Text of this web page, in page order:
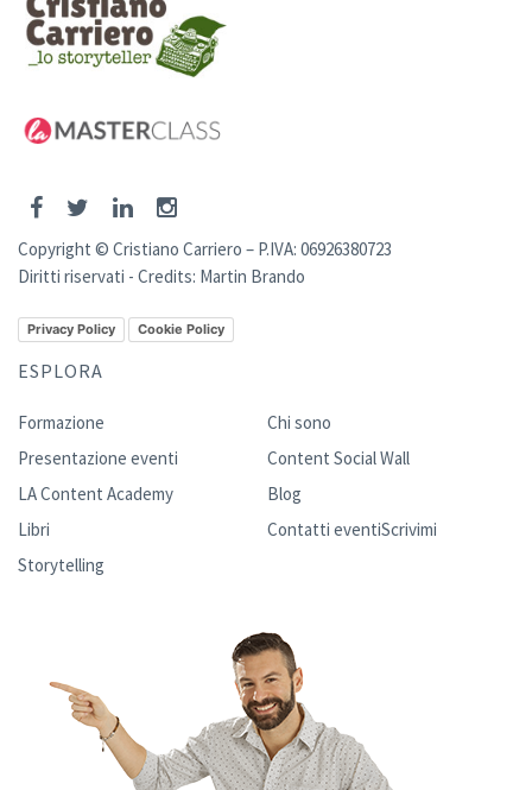
Copyright © Cristiano Carriero – P.IVA: 06926380723
Diritti riservati - Credits: Martin Brando
Privacy Policy Cookie Policy
ESPLORA
Formazione
Presentazione eventi
LA Content Academy
Libri
Storytelling
Chi sono
Content Social Wall
Blog
Contatti eventiScrivimi